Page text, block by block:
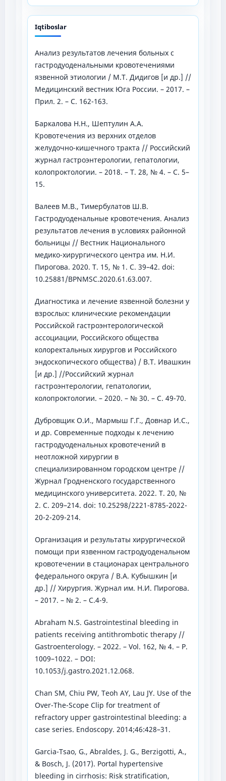
Iqtiboslar
Анализ результатов лечения больных с
гастродуоденальными кровотечениями
язвенной этиологии / М.Т. Дидигов [и др.] //
Медицинский вестник Юга России. – 2017. –
Прил. 2. – С. 162-163.
Баркалова Н.Н., Шептулин А.А.
Кровотечения из верхних отделов
желудочно-кишечного тракта // Российский
журнал гастроэнтерологии, гепатологии,
колопроктологии. – 2018. – Т. 28, № 4. – С. 5–
15.
Валеев М.В., Тимербулатов Ш.В.
Гастродуоденальные кровотечения. Анализ
результатов лечения в условиях районной
больницы // Вестник Национального
медико-хирургического центра им. Н.И.
Пирогова. 2020. Т. 15, № 1. С. 39–42. doi:
10.25881/BPNMSC.2020.61.63.007.
Диагностика и лечение язвенной болезни у
взрослых: клинические рекомендации
Российской гастроэнтерологической
ассоциации, Российского общества
колоректальных хирургов и Российского
эндоскопического общества) / В.Т. Ивашкин
[и др.] //Российский журнал
гастроэнтерологии, гепатологии,
колопроктологии. – 2020. – № 30. – С. 49-70.
Дубровщик О.И., Мармыш Г.Г., Довнар И.С.,
и др. Современные подходы к лечению
гастродуоденальных кровотечений в
неотложной хирургии в
специализированном городском центре //
Журнал Гродненского государственного
медицинского университета. 2022. Т. 20, №
2. С. 209–214. doi: 10.25298/2221-8785-2022-
20-2-209-214.
Организация и результаты хирургической
помощи при язвенном гастродуоденальном
кровотечении в стационарах центрального
федерального округа / В.А. Кубышкин [и
др.] // Хирургия. Журнал им. Н.И. Пирогова.
– 2017. – № 2. – С.4-9.
Abraham N.S. Gastrointestinal bleeding in
patients receiving antithrombotic therapy //
Gastroenterology. – 2022. – Vol. 162, № 4. – P.
1009–1022. – DOI:
10.1053/j.gastro.2021.12.068.
Chan SM, Chiu PW, Teoh AY, Lau JY. Use of the
Over-The-Scope Clip for treatment of
refractory upper gastrointestinal bleeding: a
case series. Endoscopy. 2014;46:428–31.
Garcia-Tsao, G., Abraldes, J. G., Berzigotti, A.,
& Bosch, J. (2017). Portal hypertensive
bleeding in cirrhosis: Risk stratification,